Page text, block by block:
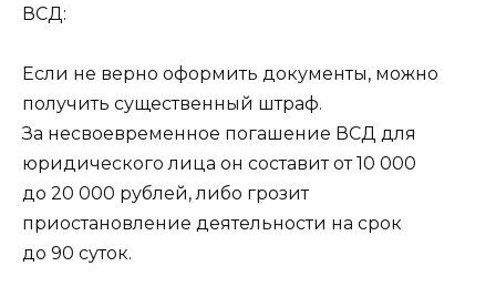
ВСД:
Если не верно оформить документы, можно
получить существенный штраф.
За несвоевременное погашение ВСД для
юридического лица он составит от 10 000
до 20 000 рублей, либо грозит
приостановление деятельности на срок
до 90 суток.